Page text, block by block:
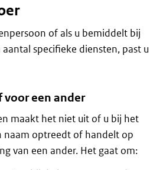
of als u bemiddelt bij
specifieke diensten, past u
voor een ander
maakt het niet uit of u bij het
naam optreedt of handelt op
van een ander. Het gaat om: